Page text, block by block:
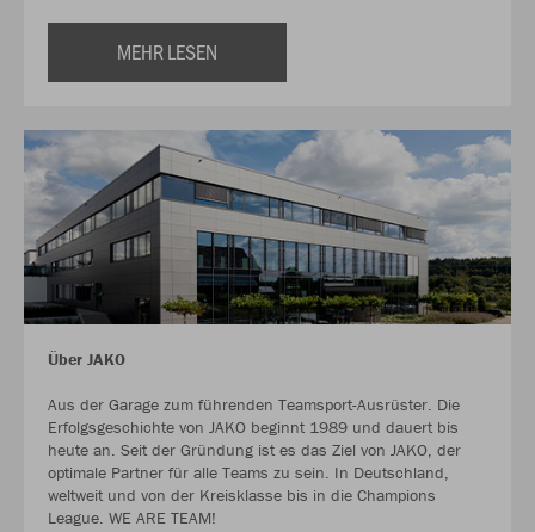
MEHR LESEN
Über JAKO
Aus der Garage zum führenden Teamsport-Ausrüster. Die
Erfolgsgeschichte von JAKO beginnt 1989 und dauert bis
heute an. Seit der Gründung ist es das Ziel von JAKO, der
optimale Partner für alle Teams zu sein. In Deutschland,
weltweit und von der Kreisklasse bis in die Champions
League. WE ARE TEAM!